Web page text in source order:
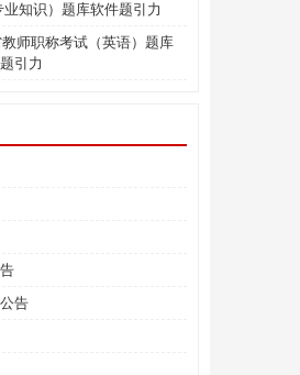
业知识）题库软件题引力
师职称考试（英语）题库
引力
告